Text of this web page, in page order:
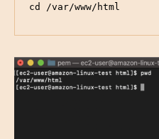
cd /var/www/html